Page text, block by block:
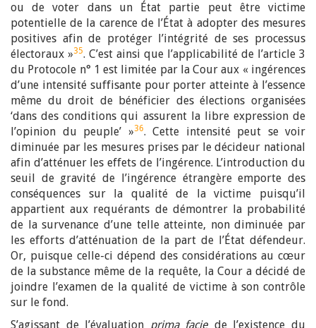
ou de voter dans un État partie peut être victime
potentielle de la carence de l’État à adopter des mesures
positives afin de protéger l’intégrité de ses processus
électoraux »35. C’est ainsi que l’applicabilité de l’article 3
du Protocole n° 1 est limitée par la Cour aux « ingérences
d’une intensité suffisante pour porter atteinte à l’essence
même du droit de bénéficier des élections organisées
‘dans des conditions qui assurent la libre expression de
l’opinion du peuple’ »36. Cette intensité peut se voir
diminuée par les mesures prises par le décideur national
afin d’atténuer les effets de l’ingérence. L’introduction du
seuil de gravité de l’ingérence étrangère emporte des
conséquences sur la qualité de la victime puisqu’il
appartient aux requérants de démontrer la probabilité
de la survenance d’une telle atteinte, non diminuée par
les efforts d’atténuation de la part de l’État défendeur.
Or, puisque celle-ci dépend des considérations au cœur
de la substance même de la requête, la Cour a décidé de
joindre l’examen de la qualité de victime à son contrôle
sur le fond.
S’agissant de l’évaluation prima faciede l’existence du